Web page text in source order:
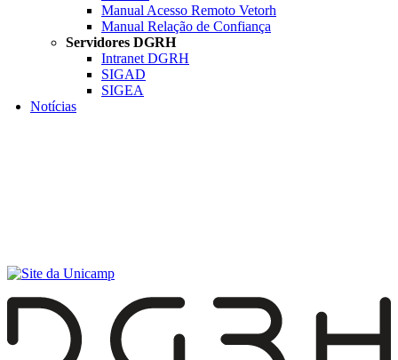
Manual Acesso Remoto Vetorh
Manual Relação de Confiança
Servidores DGRH
Intranet DGRH
SIGAD
SIGEA
Notícias